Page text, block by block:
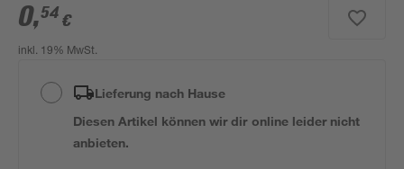
0,54 €
inkl. 19% MwSt.
Lieferung nach Hause
Diesen Artikel können wir dir online leider nicht
anbieten.